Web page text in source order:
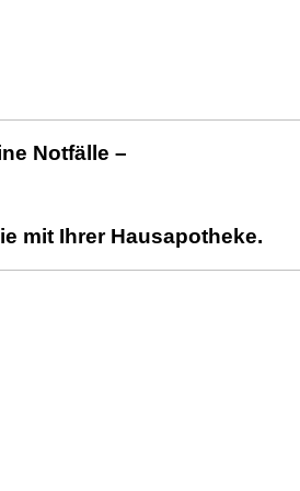
Notfälle –
mit Ihrer Hausapotheke.